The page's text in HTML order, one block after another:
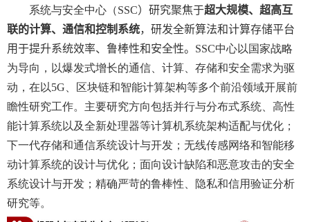
系统与安全中心（SSC）研究聚焦于超大规模、超高互
联的计算、通信和控制系统，研发全新算法和计算存储平台
用于提升系统效率、鲁棒性和安全性。 SSC中心以国家战略
为导向，以爆发式增长的通信、计算、存储和安全需求为驱
动，在以5G 、区块链和智能计算架构等多个前沿领域开展前
瞻性研究工作。主要研究方向包括并行与分布式系统、高性
能计算系统以及全新处理器等计算机系统架构适配与优化；
下一代存储和通信系统设计与开发；无线传感网络和智能移
动计算系统的设计与优化；面向设计缺陷和恶意攻击的安全
系统设计与开发；精确严苛的鲁棒性、隐私和信用验证分析
研究等。